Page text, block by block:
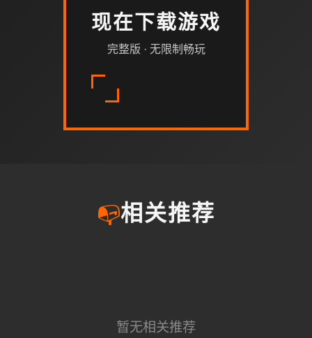
现在下载游戏
完整版 · 无限制畅玩
📭相关推荐
暂无相关推荐